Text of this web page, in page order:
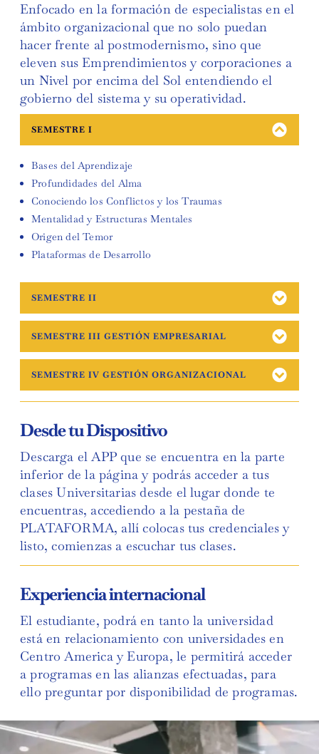
Enfocado en la formación de especialistas en el
ámbito organizacional que no solo puedan
hacer frente al postmodernismo, sino que
eleven sus Emprendimientos y corporaciones a
un Nivel por encima del Sol entendiendo el
gobierno del sistema y su operatividad.
SEMESTRE I
Bases del Aprendizaje
Profundidades del Alma
Conociendo los Conflictos y los Traumas
Mentalidad y Estructuras Mentales
Origen del Temor
Plataformas de Desarrollo
SEMESTRE II
SEMESTRE III GESTIÓN EMPRESARIAL
SEMESTRE IV GESTIÓN ORGANIZACIONAL
Desde tu Dispositivo
Descarga el APP que se encuentra en la parte
inferior de la página y podrás acceder a tus
clases Universitarias desde el lugar donde te
encuentras, accediendo a la pestaña de
PLATAFORMA, allí colocas tus credenciales y
listo, comienzas a escuchar tus clases.
Experiencia internacional
El estudiante, podrá en tanto la universidad
está en relacionamiento con universidades en
Centro America y Europa, le permitirá acceder
a programas en las alianzas efectuadas, para
ello preguntar por disponibilidad de programas.